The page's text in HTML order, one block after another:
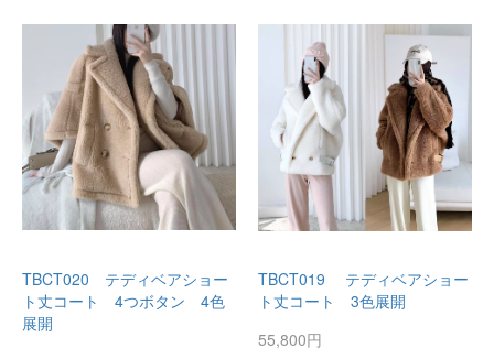
TBCT020 テディベアショー
ト丈コート 4つボタン 4色
展開
TBCT019 テディベアショー
ト丈コート 3色展開
55,800円